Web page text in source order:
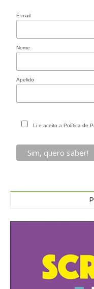
E-mail
Nome
Apelido
Li e aceito a Política de